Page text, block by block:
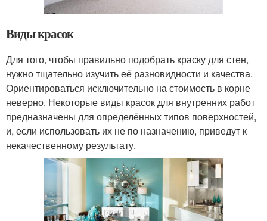
Виды красок
Для того, чтобы правильно подобрать краску для стен,
нужно тщательно изучить её разновидности и качества.
Ориентироваться исключительно на стоимость в корне
неверно. Некоторые виды красок для внутренних работ
предназначены для определённых типов поверхностей,
и, если использовать их не по назначению, приведут к
некачественному результату.